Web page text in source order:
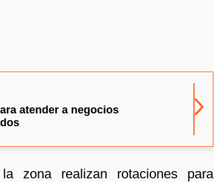
atender a negocios
zona realizan rotaciones para